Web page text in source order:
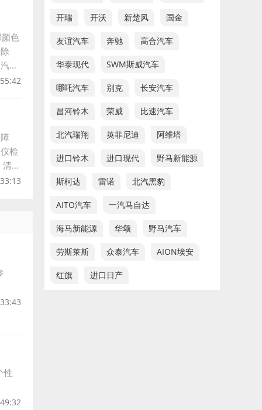
色
车
检
溪
性
开瑞 开沃 新楚风 国金
友谊汽车 奔驰 高合汽车
华泰现代 SWM斯威汽车
哪吒汽车 别克 长安汽车
昌河铃木 荣威 比速汽车
北汽瑞翔 英菲尼迪 阿维塔
进口铃木 进口现代 野马新能源
斯柯达 雷诺 北汽黑豹
AITO汽车 一汽马自达
海马新能源 华颂 野马汽车
劳斯莱斯 众泰汽车 AION埃安
红旗 进口日产